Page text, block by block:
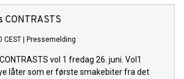
CONTRASTS
CEST Pressemelding
vol 1 fredag 26. juni. Vol1
låter som er første smakebiter fra det